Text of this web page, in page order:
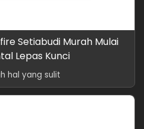
Setiabudi Murah Mulai
Lepas Kunci
hal yang sulit